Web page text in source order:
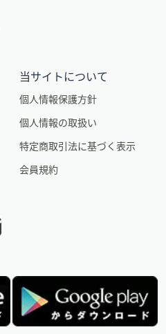
当サイトについて
個人情報保護方針
個人情報の取扱い
特定商取引法に基づく表示
会員規約